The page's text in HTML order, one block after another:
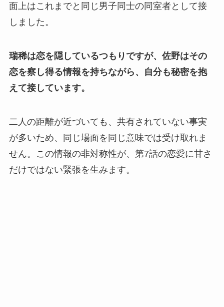
面上はこれまでと同じ男子同士の同室者として接
しました。
瑞稀は恋を隠しているつもりですが、佐野はその
恋を察し得る情報を持ちながら、自分も秘密を抱
えて接しています。
二人の距離が近づいても、共有されていない事実
が多いため、同じ場面を同じ意味では受け取れま
せん。この情報の非対称性が、第7話の恋愛に甘さ
だけではない緊張を生みます。